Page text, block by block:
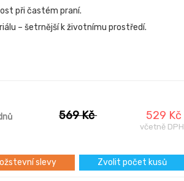
při častém praní.
– šetrnější k životnímu prostředí.
569 Kč 529 Kč
včetně DPH
slevy Zvolit počet kusů